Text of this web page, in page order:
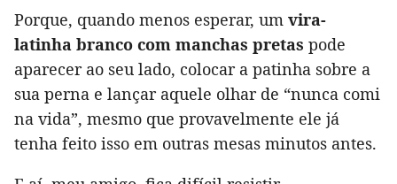
Porque, quando menos esperar, um vira-
latinha branco com manchas pretas pode
aparecer ao seu lado, colocar a patinha sobre a
sua perna e lançar aquele olhar de “nunca comi
na vida”, mesmo que provavelmente ele já
tenha feito isso em outras mesas minutos antes.